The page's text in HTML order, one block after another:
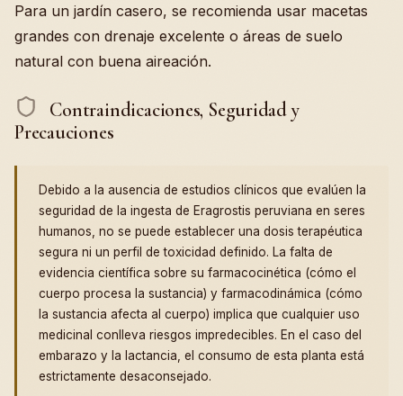
Para un jardín casero, se recomienda usar macetas
grandes con drenaje excelente o áreas de suelo
natural con buena aireación.
Contraindicaciones, Seguridad y
Precauciones
Debido a la ausencia de estudios clínicos que evalúen la
seguridad de la ingesta de Eragrostis peruviana en seres
humanos, no se puede establecer una dosis terapéutica
segura ni un perfil de toxicidad definido. La falta de
evidencia científica sobre su farmacocinética (cómo el
cuerpo procesa la sustancia) y farmacodinámica (cómo
la sustancia afecta al cuerpo) implica que cualquier uso
medicinal conlleva riesgos impredecibles. En el caso del
embarazo y la lactancia, el consumo de esta planta está
estrictamente desaconsejado.